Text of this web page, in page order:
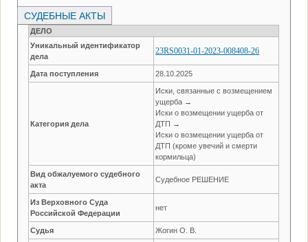
СУДЕБНЫЕ АКТЫ
ДЕЛО
Уникальный идентификатор
дела
23RS0031-01-2023-008408-26
Дата поступления 28.10.2025
Категория дела
Иски, связанные с возмещением
ущерба →
Иски о возмещении ущерба от
ДТП →
Иски о возмещении ущерба от
ДТП (кроме увечий и смерти
кормильца)
Вид обжалуемого судебного
акта
Судебное РЕШЕНИЕ
Из Верховного Суда
Российской Федерации
нет
Судья Жогин О. В.